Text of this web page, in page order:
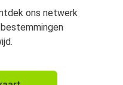
ons netwerk